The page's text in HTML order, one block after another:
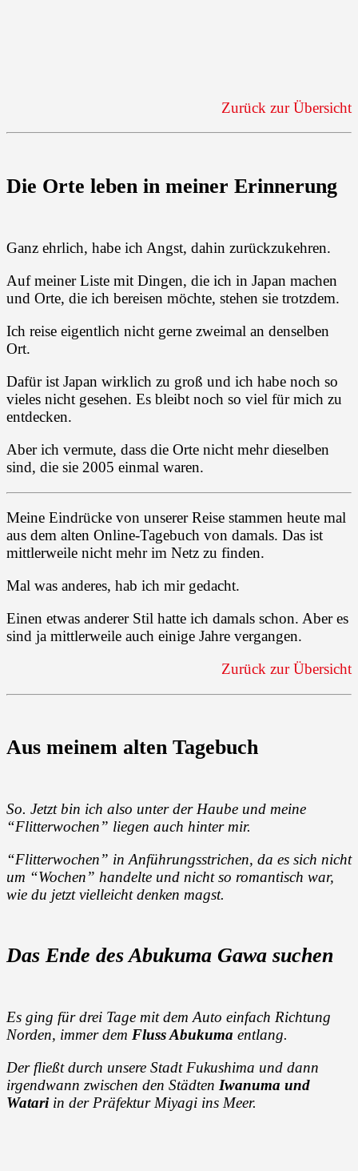
Zurück zur Übersicht
Die Orte leben in meiner Erinnerung
Ganz ehrlich, habe ich Angst, dahin zurückzukehren.
Auf meiner Liste mit Dingen, die ich in Japan machen
und Orte, die ich bereisen möchte, stehen sie trotzdem.
Ich reise eigentlich nicht gerne zweimal an denselben
Ort.
Dafür ist Japan wirklich zu groß und ich habe noch so
vieles nicht gesehen. Es bleibt noch so viel für mich zu
entdecken.
Aber ich vermute, dass die Orte nicht mehr dieselben
sind, die sie 2005 einmal waren.
Meine Eindrücke von unserer Reise stammen heute mal
aus dem alten Online-Tagebuch von damals. Das ist
mittlerweile nicht mehr im Netz zu finden.
Mal was anderes, hab ich mir gedacht.
Einen etwas anderer Stil hatte ich damals schon. Aber es
sind ja mittlerweile auch einige Jahre vergangen.
Zurück zur Übersicht
Aus meinem alten Tagebuch
So. Jetzt bin ich also unter der Haube und meine
“Flitterwochen” liegen auch hinter mir.
“Flitterwochen” in Anführungsstrichen, da es sich nicht
um “Wochen” handelte und nicht so romantisch war,
wie du jetzt vielleicht denken magst.
Das Ende des Abukuma Gawa suchen
Es ging für drei Tage mit dem Auto einfach Richtung
Norden, immer dem Fluss Abukuma entlang.
Der fließt durch unsere Stadt Fukushima und dann
irgendwann zwischen den Städten Iwanuma und
Watariin der Präfektur Miyagi ins Meer.